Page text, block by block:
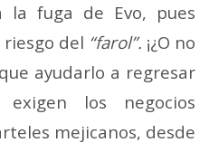
la fuga de Evo, pues
del “farol”. ¡¿O no
ayudarlo a regresar
los negocios
mejicanos, desde